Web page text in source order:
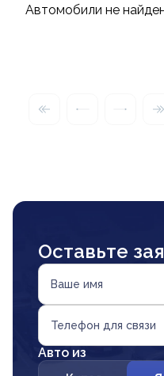
Автомобили не
Оставьте
Ваше имя
Телефон для связи
Авто из